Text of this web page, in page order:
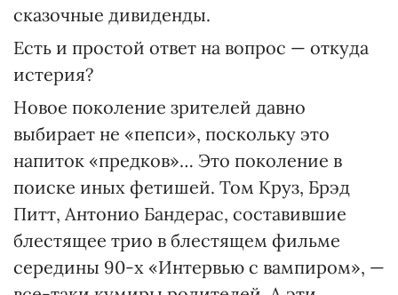
сказочные дивиденды.
Есть и простой ответ на вопрос — откуда
истерия?
Новое поколение зрителей давно
выбирает не «пепси», поскольку это
напиток «предков»… Это поколение в
поиске иных фетишей. Том Круз, Брэд
Питт, Антонио Бандерас, составившие
блестящее трио в блестящем фильме
середины 90-х «Интервью с вампиром», —